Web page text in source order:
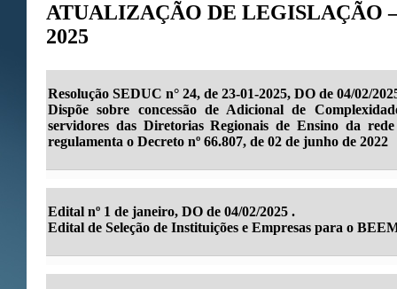
ATUALIZAÇÃO DE LEGISLAÇÃO
2025
Resolução SEDUC n° 24, de 23-01-2025, DO de 04/02/
Dispõe sobre concessão de Adicional de
servidores das Diretorias Regionais de Ensino da
regulamenta o Decreto nº 66.807, de 02 de junho de 2022
Edital nº 1 de janeiro, DO de 04/02/2025 .
Edital de Seleção de Instituições e Empresas para o